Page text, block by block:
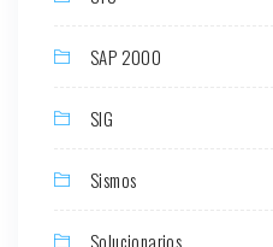
SAP 2000
SIG
Sismos
Solucionarios